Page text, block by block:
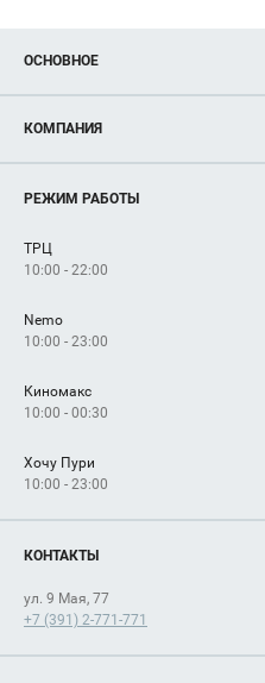
ОСНОВНОЕ
Новости
Магазины
Услуги
КОМПАНИЯ
Рекламодателям
Как добраться
РЕЖИМ РАБОТЫ
ТРЦ
10:00 - 22:00
Nemo
10:00 - 23:00
Киномакс
10:00 - 00:30
Хочу Пури
10:00 - 23:00
КОНТАКТЫ
ул. 9 Мая, 77
+7 (391) 2-771-771